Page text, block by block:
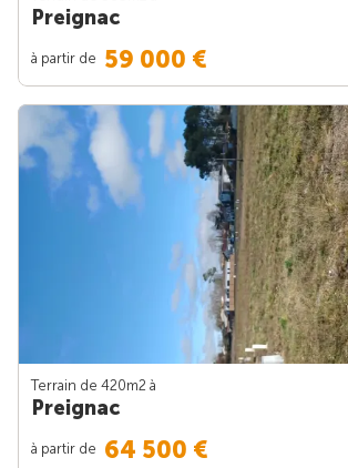
Preignac
à partir de 59 000 €
Terrain de 420m2 à
Preignac
à partir de 64 500 €